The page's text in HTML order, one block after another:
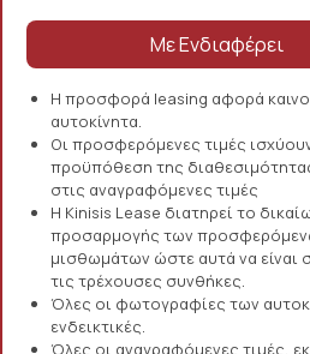
Η προσφορά leasing αφορά
αυτοκίνητα.
Οι προσφερόμενες τιμές
προϋπόθεση της
στις αναγραφόμενες τιμές
Η Kinisis Lease διατηρεί το
προσαρμογής των
μισθωμάτων ώστε αυτά να είναι
τις τρέχουσες συνθήκες.
Όλες οι φωτογραφίες των
ενδεικτικές.
Όλες οι αναγραφόμενες τιμές,